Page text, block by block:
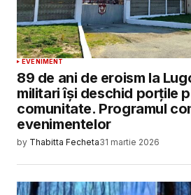
EVENIMENT
89 de ani de eroism la
militari își deschid porțile
comunitate. Programul
evenimentelor
by Thabitta Fecheta31 martie 2026